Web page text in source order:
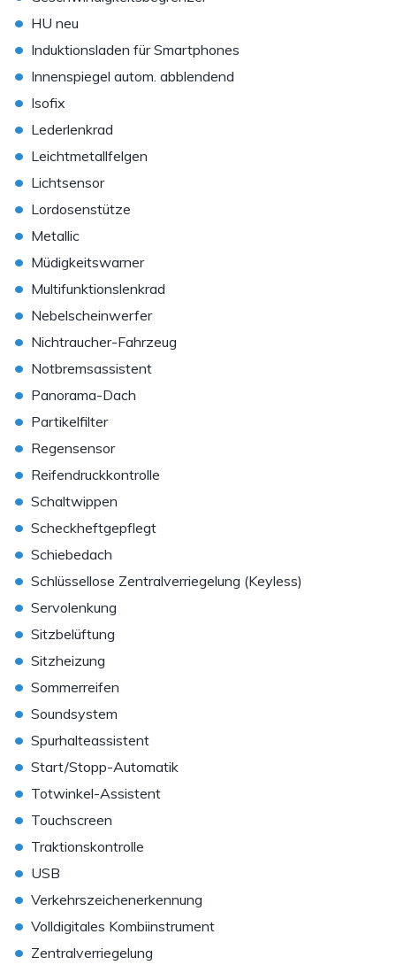
• HU neu
• Induktionsladen für Smartphones
• Innenspiegel autom. abblendend
• Isofix
• Lederlenkrad
• Leichtmetallfelgen
• Lichtsensor
• Lordosenstütze
• Metallic
• Müdigkeitswarner
• Multifunktionslenkrad
• Nebelscheinwerfer
• Nichtraucher-Fahrzeug
• Notbremsassistent
• Panorama-Dach
• Partikelfilter
• Regensensor
• Reifendruckkontrolle
• Schaltwippen
• Scheckheftgepflegt
• Schiebedach
• Schlüssellose Zentralverriegelung (Keyless)
• Servolenkung
• Sitzbelüftung
• Sitzheizung
• Sommerreifen
• Soundsystem
• Spurhalteassistent
• Start/Stopp-Automatik
• Totwinkel-Assistent
• Touchscreen
• Traktionskontrolle
• USB
• Verkehrszeichenerkennung
• Volldigitales Kombiinstrument
• Zentralverriegelung